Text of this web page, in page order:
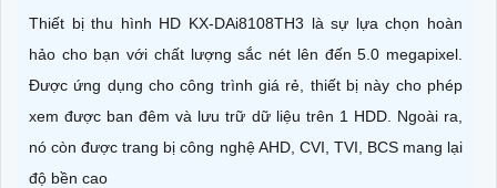
Thiết bị thu hình HD KX-DAi8108TH3 là sự lựa chọn hoàn
hảo cho bạn với chất lượng sắc nét lên đến 5.0 megapixel.
Được ứng dụng cho công trình giá rẻ, thiết bị này cho phép
xem được ban đêm và lưu trữ dữ liệu trên 1 HDD. Ngoài ra,
nó còn được trang bị công nghệ AHD, CVI, TVI, BCS mang lại
độ bền cao